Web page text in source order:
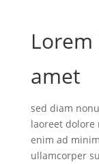
amet
sed diam
laoreet dolore
enim ad
ullamcorper